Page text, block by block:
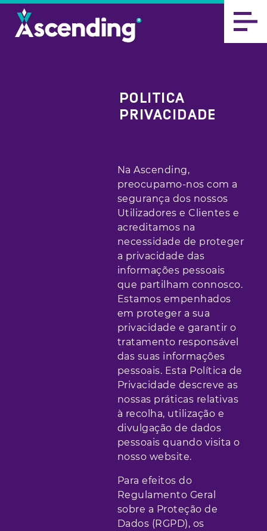
POLITICA
PRIVACIDADE
Na Ascending,
preocupamo-nos com a
segurança dos nossos
Utilizadores e Clientes e
acreditamos na
necessidade de proteger
a privacidade das
informações pessoais
que partilham connosco.
Estamos empenhados
em proteger a sua
privacidade e garantir o
tratamento responsável
das suas informações
pessoais. Esta Política de
Privacidade descreve as
nossas práticas relativas
à recolha, utilização e
divulgação de dados
pessoais quando visita o
nosso website.
Para efeitos do
Regulamento Geral
sobre a Proteção de
Dados (RGPD), os